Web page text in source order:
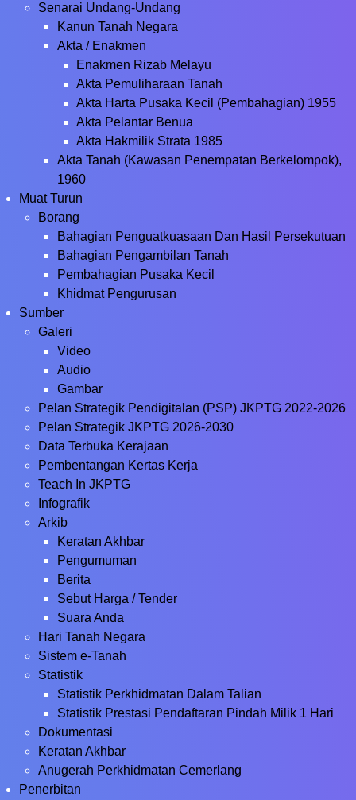
Senarai Undang-Undang
Kanun Tanah Negara
Akta / Enakmen
Enakmen Rizab Melayu
Akta Pemuliharaan Tanah
Akta Harta Pusaka Kecil (Pembahagian) 1955
Akta Pelantar Benua
Akta Hakmilik Strata 1985
Akta Tanah (Kawasan Penempatan Berkelompok),
1960
Muat Turun
Borang
Bahagian Penguatkuasaan Dan Hasil Persekutuan
Bahagian Pengambilan Tanah
Pembahagian Pusaka Kecil
Khidmat Pengurusan
Sumber
Galeri
Video
Audio
Gambar
Pelan Strategik Pendigitalan (PSP) JKPTG 2022-2026
Pelan Strategik JKPTG 2026-2030
Data Terbuka Kerajaan
Pembentangan Kertas Kerja
Teach In JKPTG
Infografik
Arkib
Keratan Akhbar
Pengumuman
Berita
Sebut Harga / Tender
Suara Anda
Hari Tanah Negara
Sistem e-Tanah
Statistik
Statistik Perkhidmatan Dalam Talian
Statistik Prestasi Pendaftaran Pindah Milik 1 Hari
Dokumentasi
Keratan Akhbar
Anugerah Perkhidmatan Cemerlang
Penerbitan